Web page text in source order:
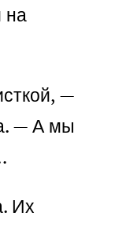
на
—
— А мы
Их